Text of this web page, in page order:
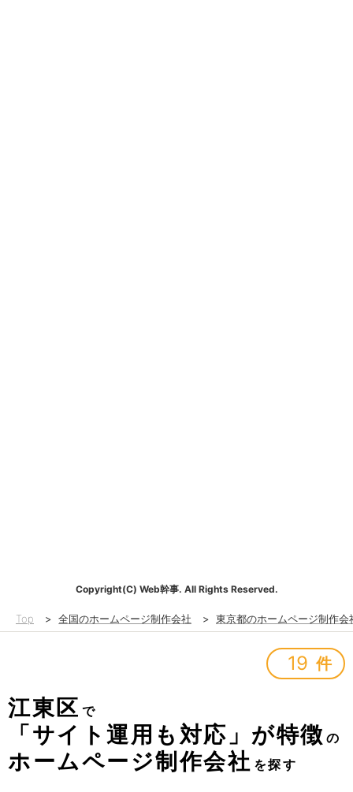
Copyright(C) Web幹事. All Rights Reserved.
Top > 全国のホームページ制作会社 > 東京都のホームページ制作会
19 件
江東区 で
「サイト運用も対応」が特徴 の
ホームページ制作会社 を探す